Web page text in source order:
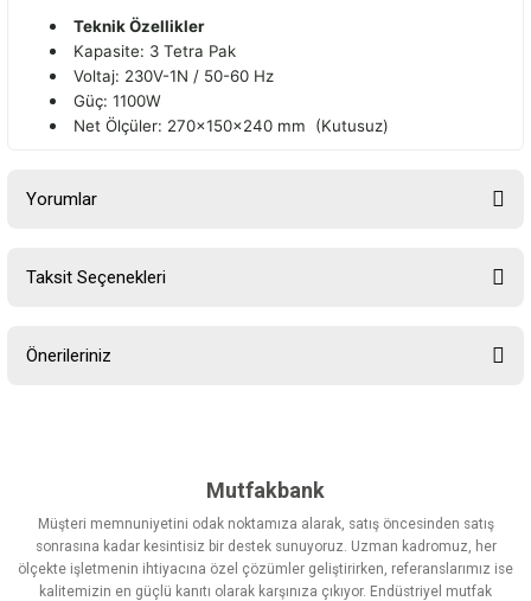
Teknik Özellikler
Kapasite: 3 Tetra Pak
Voltaj: 230V-1N / 50-60 Hz
Güç: 1100W
Net Ölçüler: 270x150x240 mm (Kutusuz)
Yorumlar
Taksit Seçenekleri
Önerileriniz
Görüş ve önerileriniz için teşekkür ederiz.
Ürün resmi kalitesiz, bozuk veya görüntülenemiyor.
Ürün açıklamasında eksik bilgiler bulunuyor.
Mutfakbank
Müşteri memnuniyetini odak noktamıza alarak, satış öncesinden satış
sonrasına kadar kesintisiz bir destek sunuyoruz. Uzman kadromuz, her
ölçekte işletmenin ihtiyacına özel çözümler geliştirirken, referanslarımız ise
kalitemizin en güçlü kanıtı olarak karşınıza çıkıyor. Endüstriyel mutfak